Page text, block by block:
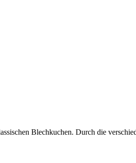
Blechkuchen. Durch die